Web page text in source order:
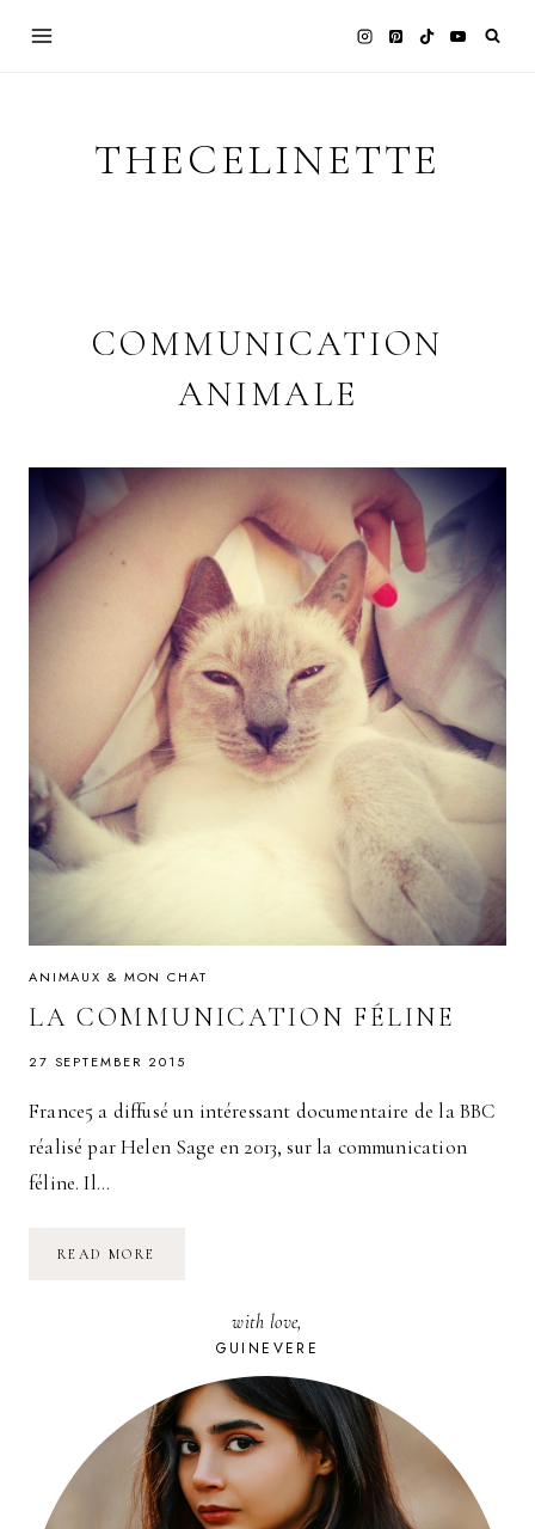
THECELINETTE
COMMUNICATION
ANIMALE
ANIMAUX & MON CHAT
LA COMMUNICATION FÉLINE
27 SEPTEMBER 2015
France5 a diffusé un intéressant documentaire de la BBC
réalisé par Helen Sage en 2013, sur la communication
féline. Il…
READ MORE
with love,
GUINEVERE